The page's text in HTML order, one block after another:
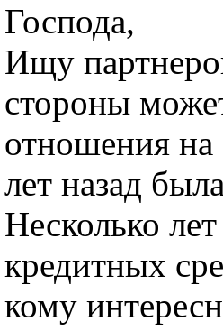
Господа,
Ищу
стороны
отношения на
лет назад
Несколько
кредитных
кому